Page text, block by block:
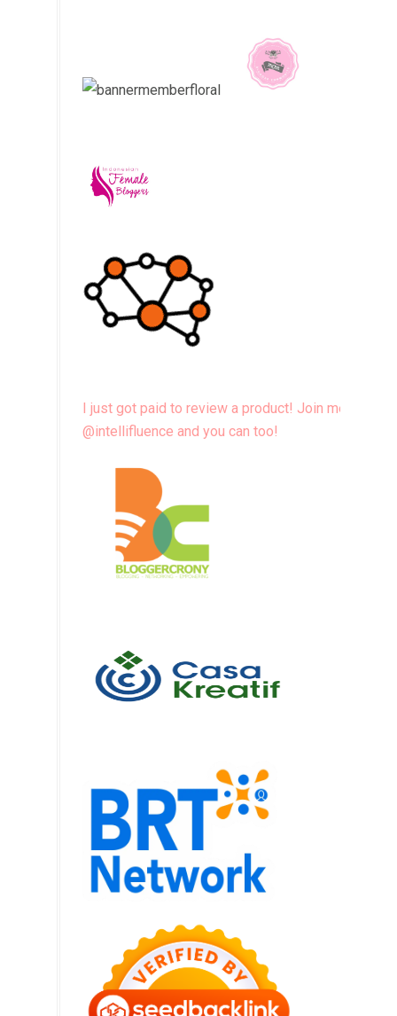
I just got paid to review a product! Join me
@intellifluence and you can too!